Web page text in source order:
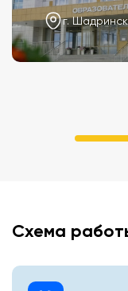
г. Шадринск
Схема